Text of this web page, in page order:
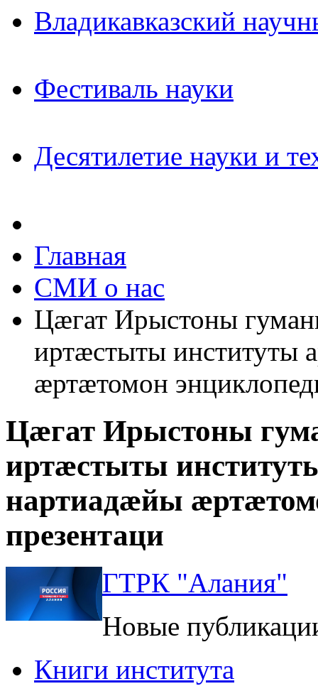
Владикавказский
Фестиваль науки
Десятилетие науки и
Главная
СМИ о нас
Цæгат Ирыстоны
иртæстыты институты
æртæтомон
Цæгат Ирыстоны
иртæстыты
нартиадæйы
презентаци
ГТРК "Алания"
Новые
Книги института